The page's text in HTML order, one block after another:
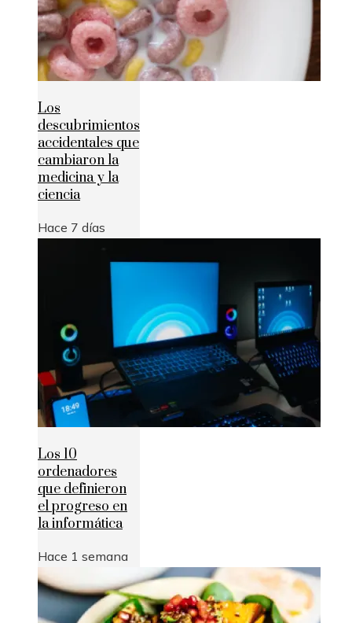
Los
descubrimientos
accidentales que
cambiaron la
medicina y la
ciencia
Hace 7 días
Los 10
ordenadores
que definieron
el progreso en
la informática
Hace 1 semana